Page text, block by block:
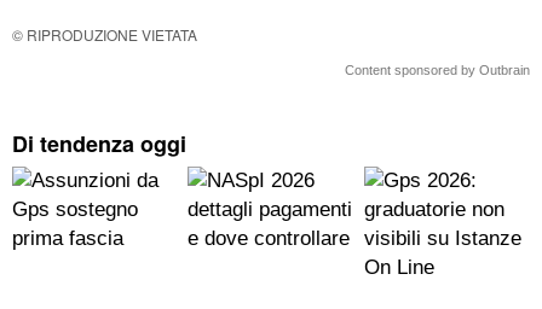
© RIPRODUZIONE VIETATA
Content sponsored by Outbrain
Di tendenza oggi